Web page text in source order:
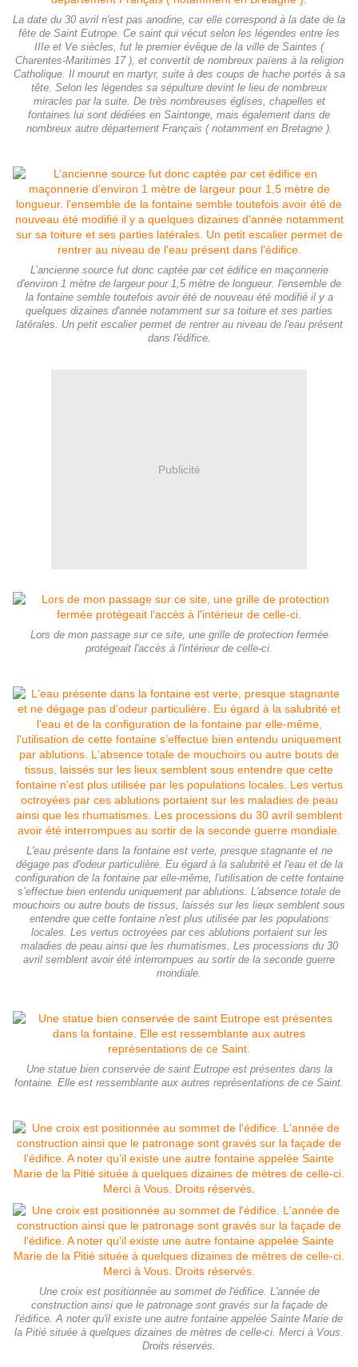
La date du 30 avril n'est pas anodine, car elle correspond à la date de la
fête de Saint Eutrope. Ce saint qui vécut selon les légendes entre les
IIIe et Ve siècles, fut le premier évêque de la ville de Saintes (
Charentes-Maritimes 17 ), et convertit de nombreux païens à la religion
Catholique. Il mourut en martyr, suite à des coups de hache portés à sa
tête. Selon les légendes sa sépulture devint le lieu de nombreux
miracles par la suite. De très nombreuses églises, chapelles et
fontaines lui sont dédiées en Saintonge, mais également dans de
nombreux autre département Français ( notamment en Bretagne ).
L’ancienne source fut donc captée par cet édifice en maçonnerie
d'environ 1 mètre de largeur pour 1,5 mètre de longueur. l'ensemble de
la fontaine semble toutefois avoir été de nouveau été modifié il y a
quelques dizaines d'année notamment sur sa toiture et ses parties
latérales. Un petit escalier permet de rentrer au niveau de l'eau présent
dans l'édifice.
Publicité
Lors de mon passage sur ce site, une grille de protection fermée
protégeait l'accès à l'intérieur de celle-ci.
L'eau présente dans la fontaine est verte, presque stagnante et ne
dégage pas d'odeur particulière. Eu égard à la salubrité et l'eau et de la
configuration de la fontaine par elle-même, l'utilisation de cette fontaine
s’effectue bien entendu uniquement par ablutions. L'absence totale de
mouchoirs ou autre bouts de tissus, laissés sur les lieux semblent sous
entendre que cette fontaine n'est plus utilisée par les populations
locales. Les vertus octroyées par ces ablutions portaient sur les
maladies de peau ainsi que les rhumatismes. Les processions du 30
avril semblent avoir été interrompues au sortir de la seconde guerre
mondiale.
Une statue bien conservée de saint Eutrope est présentes dans la
fontaine. Elle est ressemblante aux autres représentations de ce Saint.
Une croix est positionnée au sommet de l'édifice. L'année de
construction ainsi que le patronage sont gravés sur la façade de
l'édifice. A noter qu'il existe une autre fontaine appelée Sainte Marie de
la Pitié située à quelques dizaines de mètres de celle-ci. Merci à Vous.
Droits réservés.